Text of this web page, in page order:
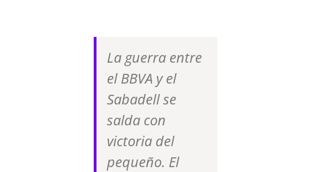
La guerra entre
el BBVA y el
Sabadell se
salda con
victoria del
pequeño. El